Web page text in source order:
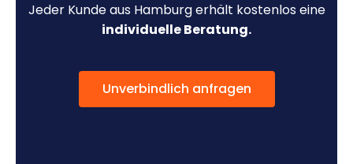
Jeder Kunde aus Hamburg erhält kostenlos eine
individuelle Beratung.
Unverbindlich anfragen